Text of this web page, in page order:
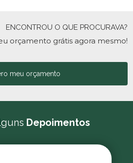
ENCONTROU O QUE PROCURAVA?
orçamento grátis agora mesmo!
meu orçamento
Depoimentos